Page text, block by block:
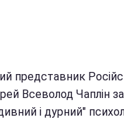
представник
Всеволод Чаплін
і дурний"